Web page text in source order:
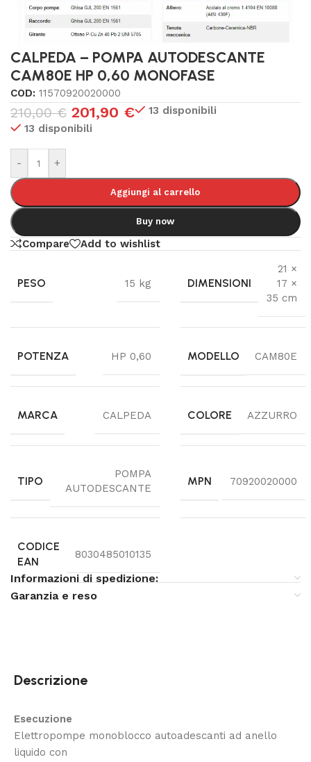
CALPEDA – POMPA AUTODESCANTE
CAM80E HP 0,60 MONOFASE
COD: 11570920020000
210,00€ 201,90 €
13 disponibili
13 disponibili
- +
Aggiungi al carrello
Buy now
Compare Add to wishlist
PESO 15 kg DIMENSIONI
21 ×
17 ×
35 cm
POTENZA HP 0,60 MODELLO CAM80E
MARCA CALPEDA COLORE AZZURRO
TIPO
POMPA
AUTODESCANTE
MPN 70920020000
CODICE
EAN
8030485010135
Informazioni di spedizione:
Garanzia e reso
Descrizione
Esecuzione
Elettropompe monoblocco autoadescanti ad anello
liquido con